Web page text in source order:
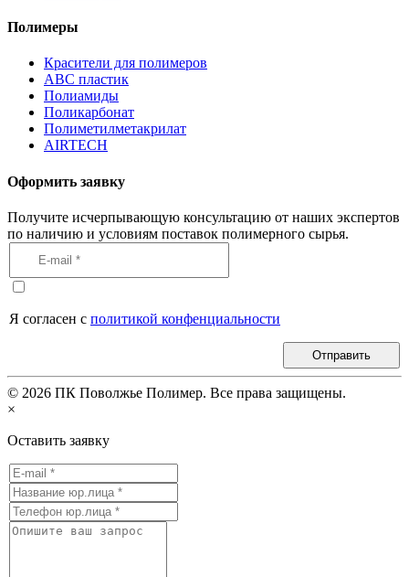
Полимеры
Красители для полимеров
АВС пластик
Полиамиды
Поликарбонат
Полиметилметакрилат
AIRTECH
Оформить заявку
Получите исчерпывающую консультацию от наших экспертов
по наличию и условиям поставок полимерного сырья.
Я согласен с политикой конфенциальности
Отправить
© 2026 ПК Поволжье Полимер. Все права защищены.
×
Оставить заявку